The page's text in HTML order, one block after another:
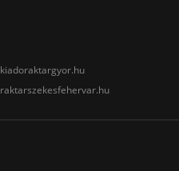
kiadoraktargyor.hu
raktarszekesfehervar.hu